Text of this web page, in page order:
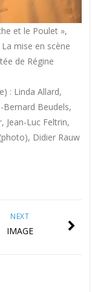
et le Poulet »,
mise en scène
de Régine
: Linda Allard,
Bernard Beudels,
Jean-Luc Feltrin,
Didier Rauw
NEXT
IMAGE